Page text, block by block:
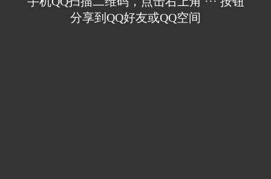
分享到QQ好友或QQ空间